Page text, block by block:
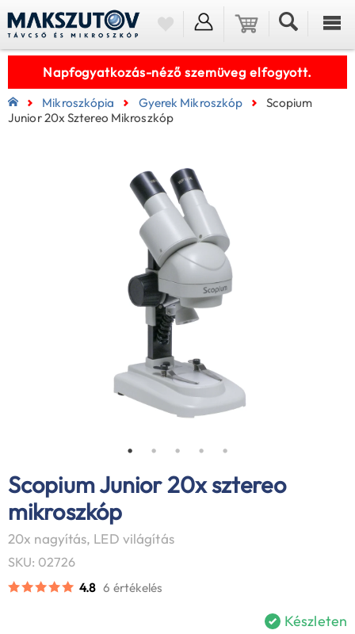
Napfogyatkozás-néző szemüveg elfogyott.
Mikroszkópia Gyerek Mikroszkóp
Scopium
Junior 20x Sztereo Mikroszkóp
Scopium Junior 20x sztereo
mikroszkóp
20x nagyítás, LED világítás
SKU: 02726
4.8 6 értékelés
Készleten